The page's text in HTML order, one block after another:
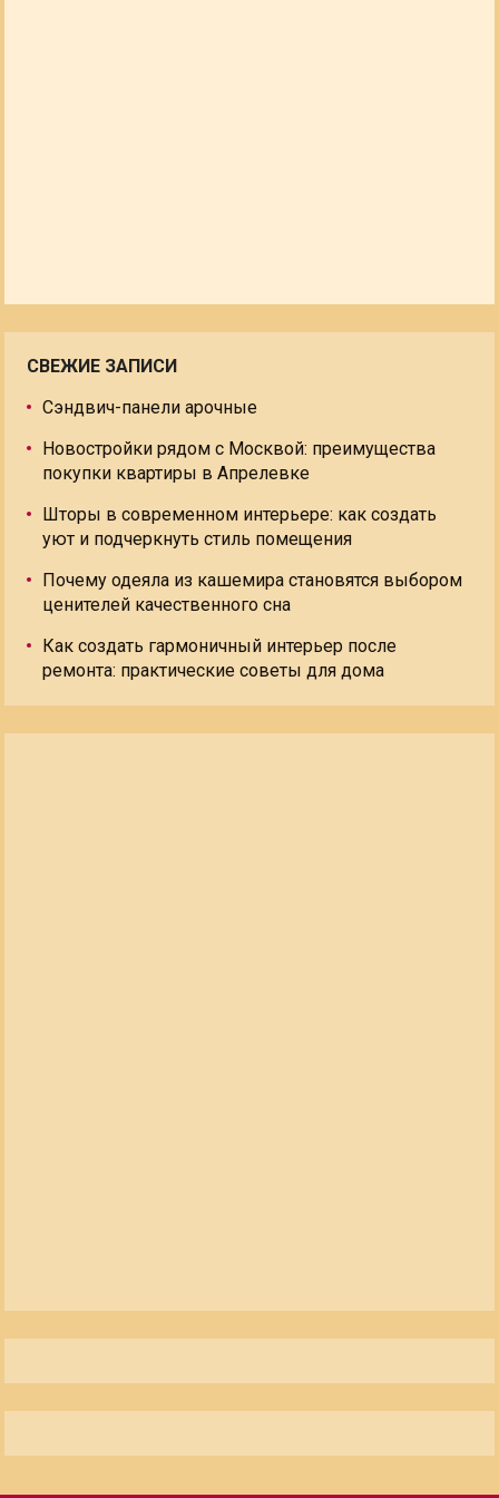
СВЕЖИЕ ЗАПИСИ
Сэндвич-панели арочные
Новостройки рядом с Москвой: преимущества
покупки квартиры в Апрелевке
Шторы в современном интерьере: как создать
уют и подчеркнуть стиль помещения
Почему одеяла из кашемира становятся выбором
ценителей качественного сна
Как создать гармоничный интерьер после
ремонта: практические советы для дома